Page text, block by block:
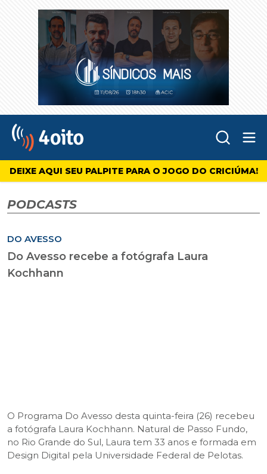
4oito
DEIXE AQUI SEU PALPITE PARA O JOGO DO CRICIÚMA!
PODCASTS
DO AVESSO
Do Avesso recebe a fotógrafa Laura
Kochhann
O Programa Do Avesso desta quinta-feira (26) recebeu
a fotógrafa Laura Kochhann. Natural de Passo Fundo,
no Rio Grande do Sul, Laura tem 33 anos e formada em
Design Digital pela Universidade Federal de Pelotas.